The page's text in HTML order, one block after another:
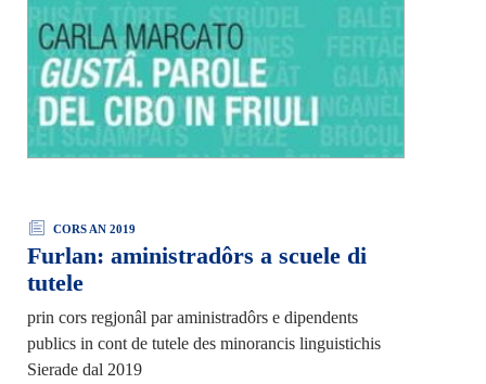
CORS AN 2019
Furlan: aministradôrs a scuele di
tutele
prin cors regjonâl par aministradôrs e dipendents
publics in cont de tutele des minorancis linguistichis
Sierade dal 2019